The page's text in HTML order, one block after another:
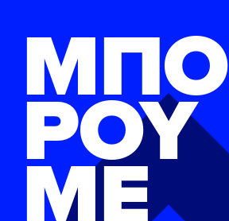
ΜΠΟ
ΡΟΥ
ΜΕ